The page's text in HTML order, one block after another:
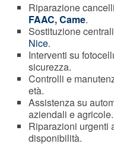
Riparazione
FAAC,Came.
Sostituzione
Nice.
Interventi su
sicurezza.
Controlli e
età.
Assistenza su
aziendali e agricole.
Riparazioni urgenti
disponibilità.